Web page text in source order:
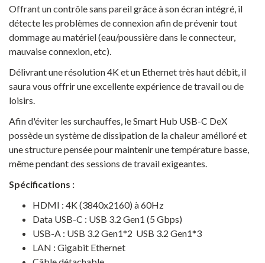
Offrant un contrôle sans pareil grâce à son écran intégré, il
détecte les problèmes de connexion afin de prévenir tout
dommage au matériel (eau/poussière dans le connecteur,
mauvaise connexion, etc).
Délivrant une résolution 4K et un Ethernet très haut débit, il
saura vous offrir une excellente expérience de travail ou de
loisirs.
Afin d'éviter les surchauffes, le Smart Hub USB-C DeX
possède un système de dissipation de la chaleur amélioré et
une structure pensée pour maintenir une température basse,
même pendant des sessions de travail exigeantes.
Spécifications :
HDMI : 4K (3840x2160) à 60Hz
Data USB-C : USB 3.2 Gen1 (5 Gbps)
USB-A : USB 3.2 Gen1*2 USB 3.2 Gen1*3
LAN : Gigabit Ethernet